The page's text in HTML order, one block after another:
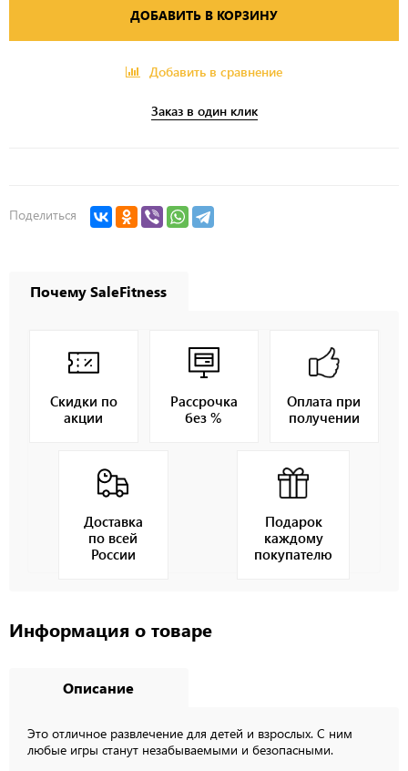
ДОБАВИТЬ В КОРЗИНУ
Добавить в сравнение
Заказ в один клик
Поделиться
Почему SaleFitness
Скидки по
акции
Рассрочка
без %
Оплата при
получении
Доставка
по всей
России
Подарок
каждому
покупателю
Информация о товаре
Описание
Это отличное развлечение для детей и взрослых. С ним
любые игры станут незабываемыми и безопасными.